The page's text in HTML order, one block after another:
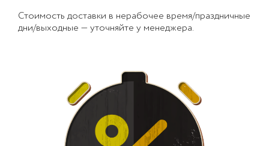
Стоимость доставки в нерабочее время/праздничные
дни/выходные — уточняйте у менеджера.